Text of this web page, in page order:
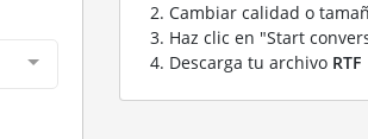
Cambiar calidad o
Haz clic en "Start
Descarga tu archivo RTF